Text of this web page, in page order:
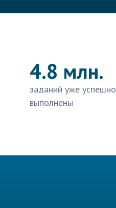
4.8 млн.
заданий уже успешно
выполнены